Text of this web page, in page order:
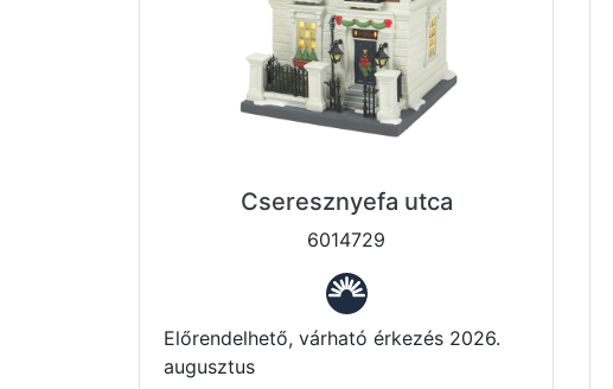
Cseresznyefa utca
6014729
Előrendelhető, várható érkezés 2026.
augusztus